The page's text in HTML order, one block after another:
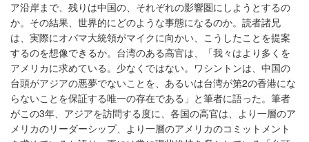
ア沿岸まで、残りは中国の、それぞれの影響圏にしようとするの
か。その結果、世界的にどのような事態になるのか。読者諸兄
は、実際にオバマ大統領がマイクに向かい、こうしたことを提案
するのを想像できるか。台湾のある高官は、「我々はより多くを
アメリカに求めている。少なくではない。ワシントンは、中国の
台頭がアジアの悪夢でないことを、あるいは台湾が第2の香港にな
らないことを保証する唯一の存在である」と筆者に語った。筆者
がこの3年、アジアを訪問する度に、各国の高官は、より一層のア
メリカのリーダーシップ、より一層のアメリカのコミットメント